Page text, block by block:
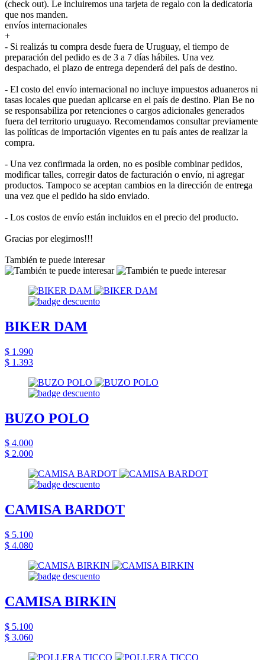
(check out). Le incluiremos una tarjeta de regalo con la dedicatoria
que nos manden.
envíos internacionales
+
- Si realizás tu compra desde fuera de Uruguay, el tiempo de
preparación del pedido es de 3 a 7 días hábiles. Una vez
despachado, el plazo de entrega dependerá del país de destino.
- El costo del envío internacional no incluye impuestos aduaneros ni
tasas locales que puedan aplicarse en el país de destino. Plan Be no
se responsabiliza por retenciones o cargos adicionales generados
fuera del territorio uruguayo. Recomendamos consultar previamente
las políticas de importación vigentes en tu país antes de realizar la
compra.
- Una vez confirmada la orden, no es posible combinar pedidos,
modificar talles, corregir datos de facturación o envío, ni agregar
productos. Tampoco se aceptan cambios en la dirección de entrega
una vez que el pedido ha sido enviado.
- Los costos de envío están incluidos en el precio del producto.
Gracias por elegirnos!!!
También te puede interesar
BIKER DAM
$ 1.990
$ 1.393
BUZO POLO
$ 4.000
$ 2.000
CAMISA BARDOT
$ 5.100
$ 4.080
CAMISA BIRKIN
$ 5.100
$ 3.060